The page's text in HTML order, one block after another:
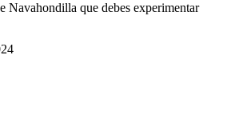
Navahondilla que debes experimentar